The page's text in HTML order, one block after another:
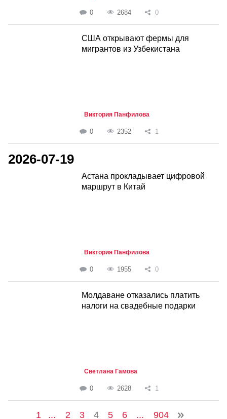
0 2684 0
США открывают фермы для
мигрантов из Узбекистана
Виктория Панфилова
0 2352 1
2026-07-19
Астана прокладывает цифровой
маршрут в Китай
Виктория Панфилова
0 1955 0
Молдаване отказались платить
налоги на свадебные подарки
Светлана Гамова
0 2628 1
1 ... 2 3 4 5 6 ... 904